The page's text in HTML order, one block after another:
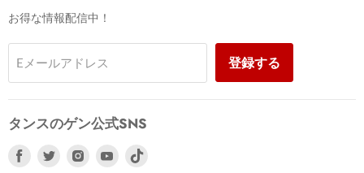
お得な情報配信中！
Eメールアドレス 登録する
タンスのゲン公式SNS
FacebookTwitter InstagramYoutube